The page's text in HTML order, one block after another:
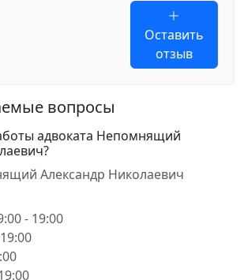
Оставить
отзыв
вопросы
адвоката Непомнящий
Александр Николаевич
- 19:00